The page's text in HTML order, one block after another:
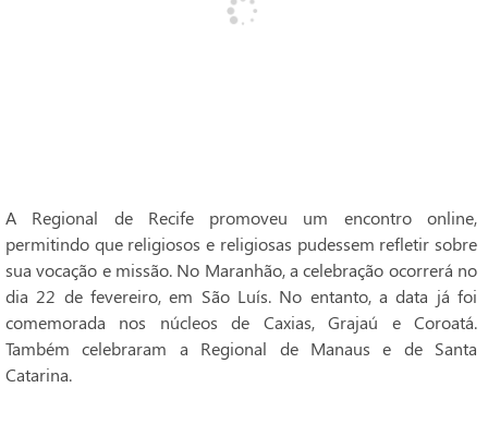
A Regional de Recife promoveu um encontro online,
permitindo que religiosos e religiosas pudessem refletir sobre
sua vocação e missão. No Maranhão, a celebração ocorrerá no
dia 22 de fevereiro, em São Luís. No entanto, a data já foi
comemorada nos núcleos de Caxias, Grajaú e Coroatá.
Também celebraram a Regional de Manaus e de Santa
Catarina.